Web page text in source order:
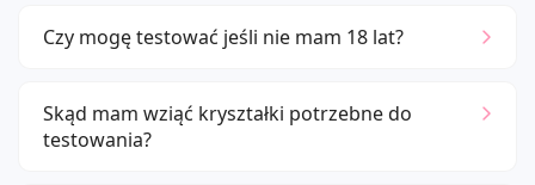
Czy mogę testować jeśli nie mam 18 lat?
Skąd mam wziąć kryształki potrzebne do
testowania?